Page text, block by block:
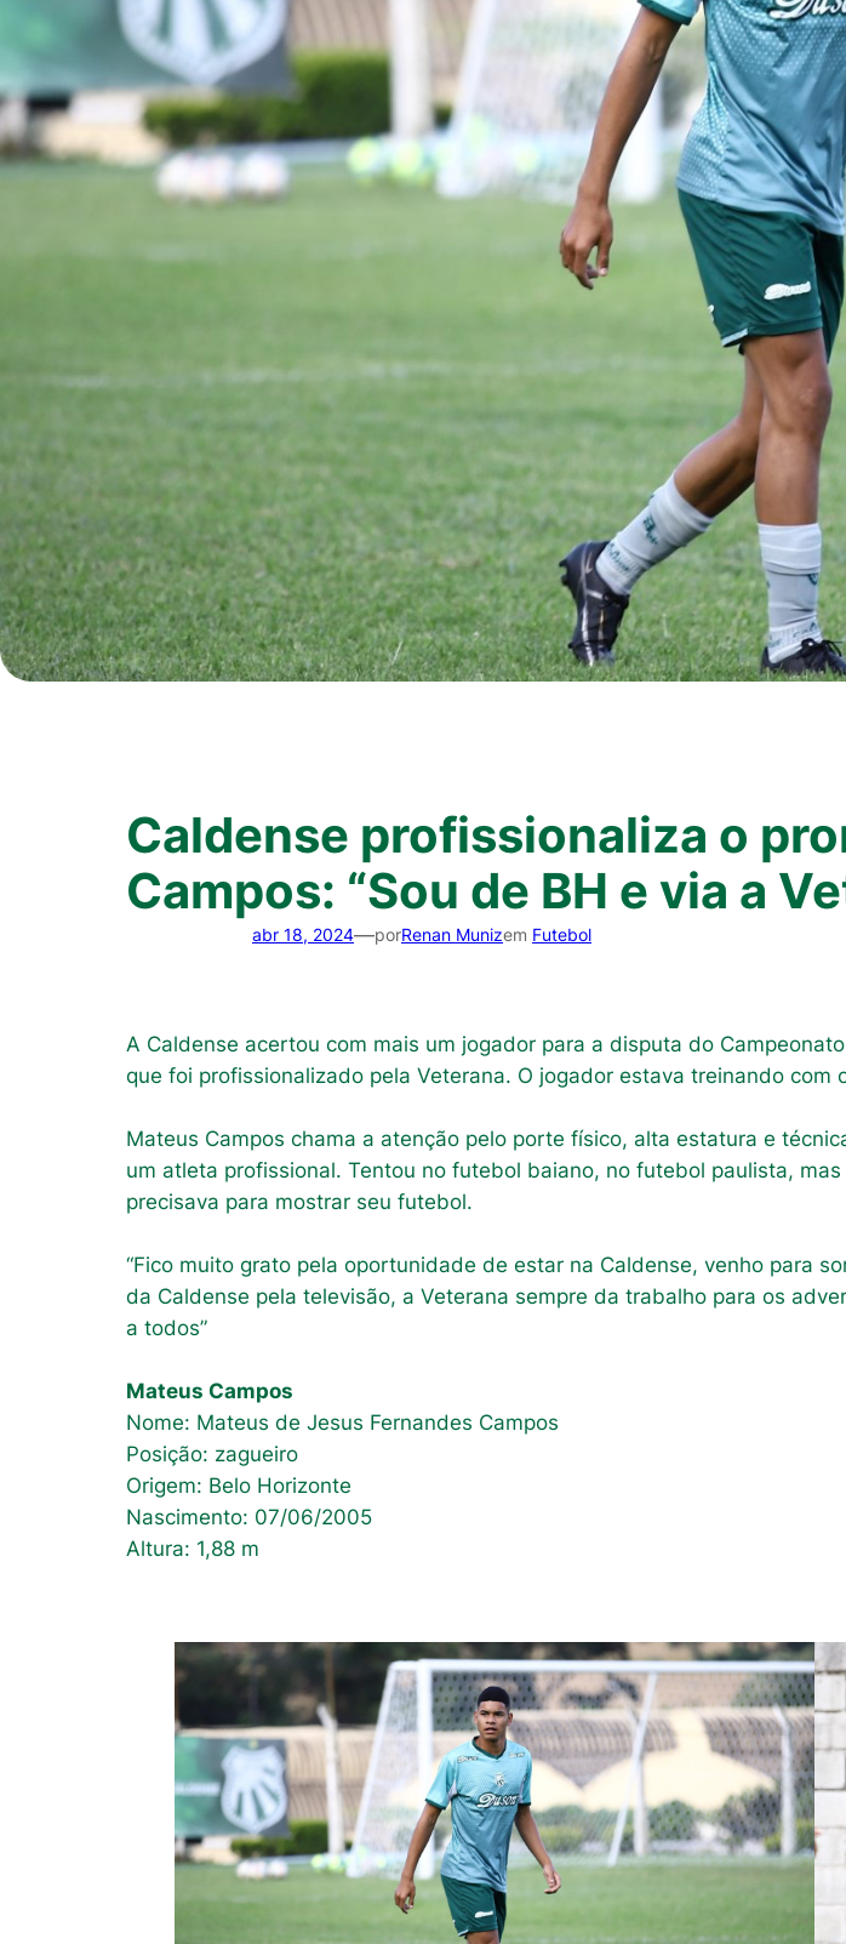
Caldense profissionaliza o
Campos: “Sou de BH e via a
abr 18, 2024—porRenan Munizem Futebol
A Caldense acertou com mais um jogador para a disputa do
que foi profissionalizado pela Veterana. O jogador estava treinando
Mateus Campos chama a atenção pelo porte físico, alta estatura e
um atleta profissional. Tentou no futebol baiano, no futebol paulista,
precisava para mostrar seu futebol.
“Fico muito grato pela oportunidade de estar na Caldense, venho para
da Caldense pela televisão, a Veterana sempre da trabalho para os
a todos”
Mateus Campos
Nome: Mateus de Jesus Fernandes Campos
Posição: zagueiro
Origem: Belo Horizonte
Nascimento: 07/06/2005
Altura: 1,88 m